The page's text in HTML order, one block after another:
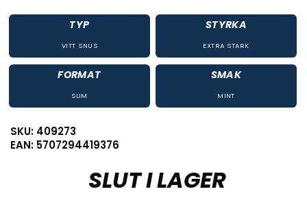
TYP
VITT SNUS
STYRKA
EXTRA STARK
FORMAT
SLIM
SMAK
MINT
SKU: 409273
EAN: 5707294419376
SLUT I LAGER